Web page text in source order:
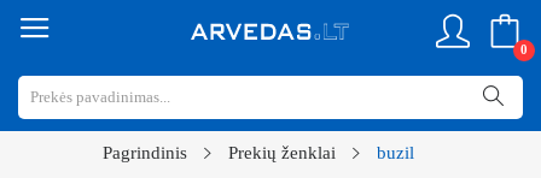
0
Pagrindinis Prekių ženklai buzil